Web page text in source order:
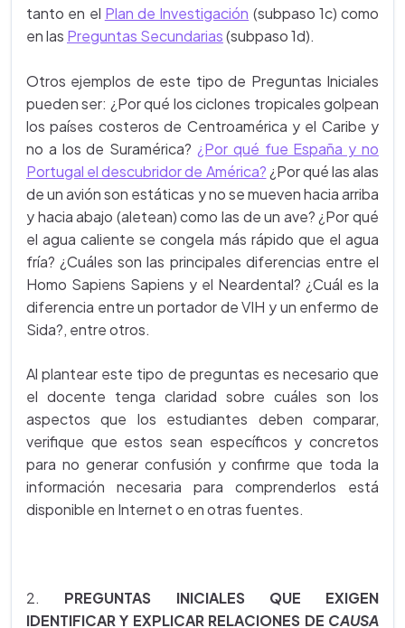
tanto en el Plan de Investigación (subpaso 1c) como
en las Preguntas Secundarias(subpaso 1d).
Otros ejemplos de este tipo de Preguntas Iniciales
pueden ser: ¿Por qué los ciclones tropicales golpean
los países costeros de Centroamérica y el Caribe y
no a los de Suramérica? ¿Por qué fue España y no
Portugal el descubridor de América? ¿Por qué las alas
de un avión son estáticas y no se mueven hacia arriba
y hacia abajo (aletean) como las de un ave? ¿Por qué
el agua caliente se congela más rápido que el agua
fría? ¿Cuáles son las principales diferencias entre el
Homo Sapiens Sapiens y el Neardental? ¿Cuál es la
diferencia entre un portador de VIH y un enfermo de
Sida?, entre otros.
Al plantear este tipo de preguntas es necesario que
el docente tenga claridad sobre cuáles son los
aspectos que los estudiantes deben comparar,
verifique que estos sean específicos y concretos
para no generar confusión y confirme que toda la
información necesaria para comprenderlos está
disponible en Internet o en otras fuentes.
2. PREGUNTAS INICIALES QUE EXIGEN
IDENTIFICAR Y EXPLICAR RELACIONES DE CAUSA